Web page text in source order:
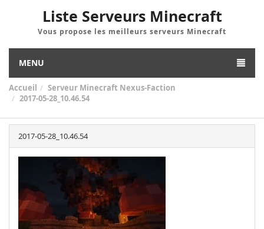
Liste Serveurs Minecraft
Vous propose les meilleurs serveurs Minecraft
MENU
Accueil
Serveur Minecraft Nexus-Faction
2017-05-28_10.46.54
2017-05-28_10.46.54